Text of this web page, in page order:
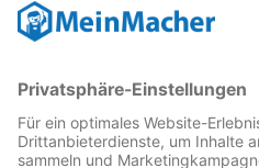
Bergweg 10
06193 Petersberg